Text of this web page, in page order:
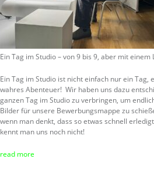
Ein Tag im Studio – von 9 bis 9, aber mit einem
Ein Tag im Studio ist nicht einfach nur ein Tag,
wahres Abenteuer! Wir haben uns dazu
ganzen Tag im Studio zu verbringen, um
Bilder für unsere Bewerbungsmappe zu
wenn man denkt, dass so etwas schnell
kennt man uns noch nicht!
read more